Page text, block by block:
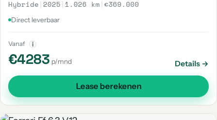
Hybride | 2025 | 1.026 km |€369.000
Direct leverbaar
Vanaf i
€4283 p/mnd Details →
Lease berekenen